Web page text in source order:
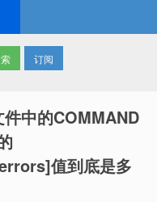
订阅
件中的COMMAND
值到底是多